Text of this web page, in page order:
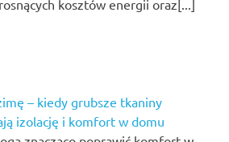
kosztów energii oraz[...]
– kiedy grubsze tkaniny
izolację i komfort w domu